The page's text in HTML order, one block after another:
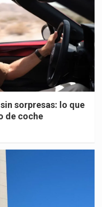
sorpresas: lo que
de coche